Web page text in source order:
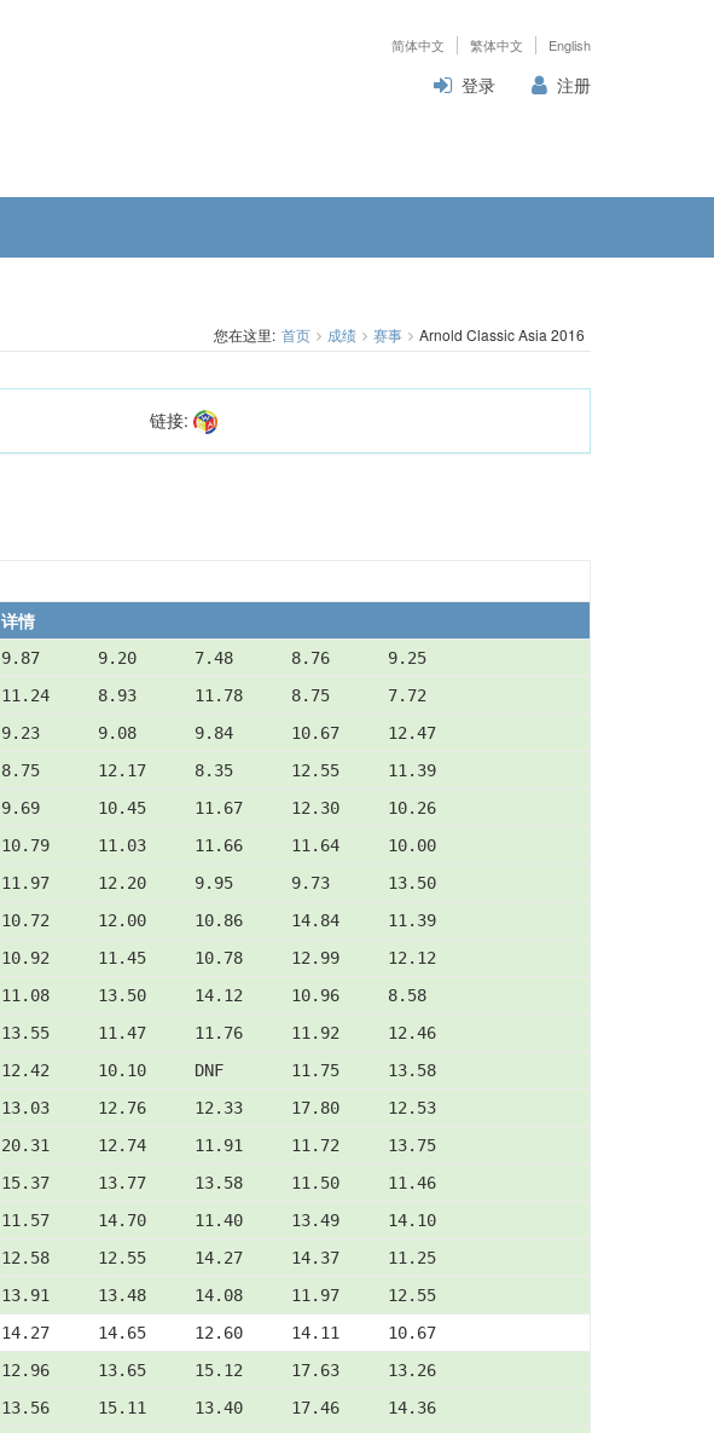
简体中文 繁体中文 English
登录 注册
您在这里: 首页 成绩 赛事 Arnold Classic Asia 2016
链接:
详情
9.87      9.20      7.48      8.76      9.25
11.24     8.93      11.78     8.75      7.72
9.23      9.08      9.84      10.67     12.47
8.75      12.17     8.35      12.55     11.39
9.69      10.45     11.67     12.30     10.26
10.79     11.03     11.66     11.64     10.00
11.97     12.20     9.95      9.73      13.50
10.72     12.00     10.86     14.84     11.39
10.92     11.45     10.78     12.99     12.12
11.08     13.50     14.12     10.96     8.58
13.55     11.47     11.76     11.92     12.46
12.42     10.10     DNF       11.75     13.58
13.03     12.76     12.33     17.80     12.53
20.31     12.74     11.91     11.72     13.75
15.37     13.77     13.58     11.50     11.46
11.57     14.70     11.40     13.49     14.10
12.58     12.55     14.27     14.37     11.25
13.91     13.48     14.08     11.97     12.55
14.27     14.65     12.60     14.11     10.67
12.96     13.65     15.12     17.63     13.26
13.56     15.11     13.40     17.46     14.36